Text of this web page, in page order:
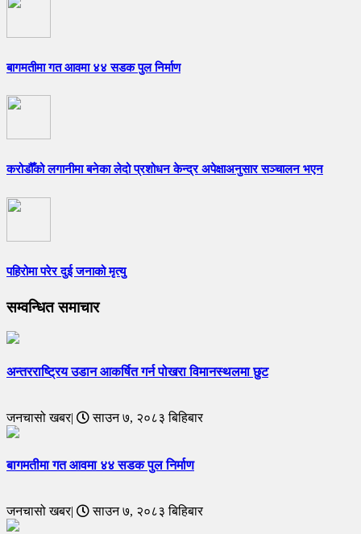
बागमतीमा गत आवमा ४४ सडक पुल निर्माण
करोडौँको लगानीमा बनेका लेदो प्रशोधन केन्द्र अपेक्षाअनुसार सञ्चालन भएन
पहिरोमा परेर दुई जनाको मृत्यु
सम्वन्धित समाचार
अन्तरराष्ट्रिय उडान आकर्षित गर्न पोखरा विमानस्थलमा छुट
जनचासो खबर| साउन ७, २०८३ बिहिबार
बागमतीमा गत आवमा ४४ सडक पुल निर्माण
जनचासो खबर| साउन ७, २०८३ बिहिबार